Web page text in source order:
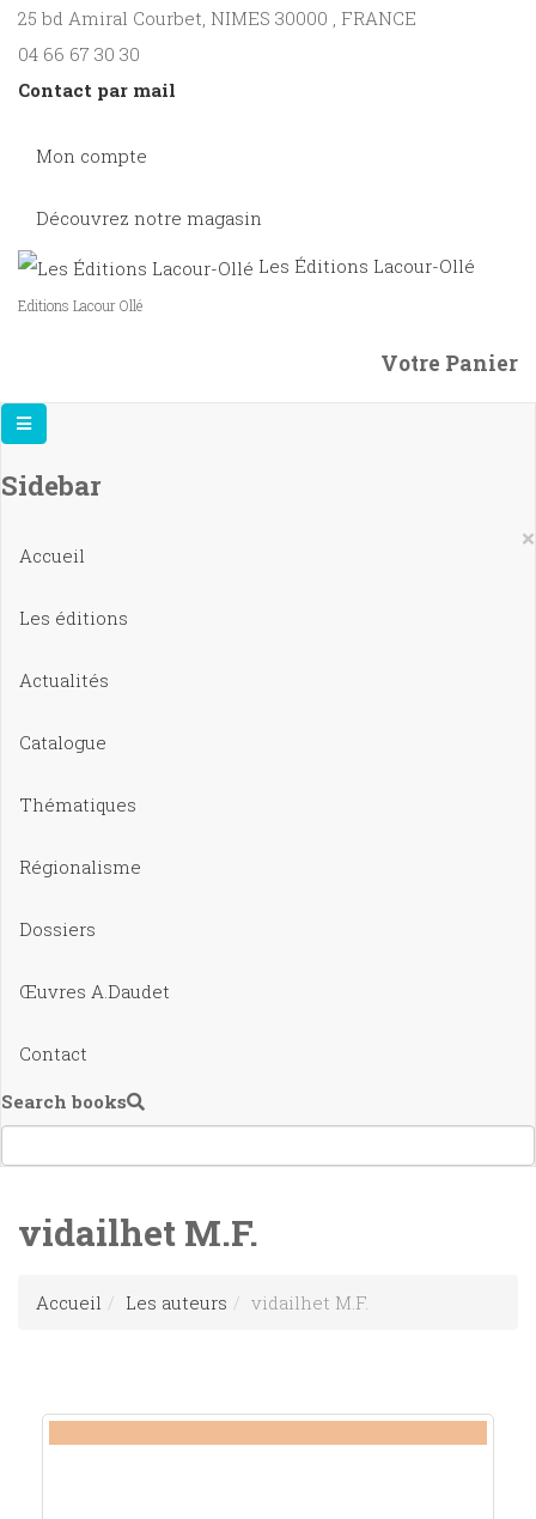
25 bd Amiral Courbet, NIMES 30000 , FRANCE
04 66 67 30 30
Contact par mail
Mon compte
Découvrez notre magasin
Les Éditions Lacour-Ollé
Editions Lacour Ollé
Votre Panier
Sidebar
×
Accueil
Les éditions
Actualités
Catalogue
Thématiques
Régionalisme
Dossiers
Œuvres A.Daudet
Contact
Search books
vidailhet M.F.
Accueil Les auteurs vidailhet M.F.